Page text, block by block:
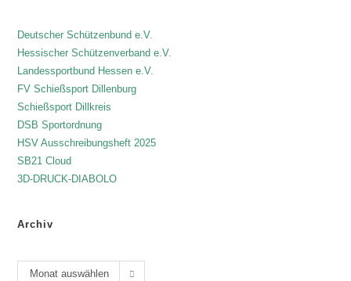
Deutscher Schützenbund e.V.
Hessischer Schützenverband e.V.
Landessportbund Hessen e.V.
FV Schießsport Dillenburg
Schießsport Dillkreis
DSB Sportordnung
HSV Ausschreibungsheft 2025
SB21 Cloud
3D-DRUCK-DIABOLO
Archiv
Monat auswählen